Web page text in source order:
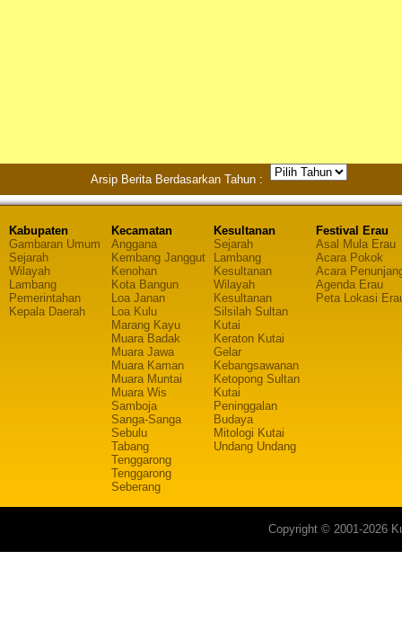
Arsip Berita Berdasarkan Tahun :
Kabupaten
Gambaran Umum
Sejarah
Wilayah
Lambang
Pemerintahan
Kepala Daerah
Kecamatan
Anggana
Kembang Janggut
Kenohan
Kota Bangun
Loa Janan
Loa Kulu
Marang Kayu
Muara Badak
Muara Jawa
Muara Kaman
Muara Muntai
Muara Wis
Samboja
Sanga-Sanga
Sebulu
Tabang
Tenggarong
Tenggarong
Seberang
Kesultanan
Sejarah
Lambang
Kesultanan
Wilayah
Kesultanan
Silsilah Sultan
Kutai
Keraton Kutai
Gelar
Kebangsawanan
Ketopong Sultan
Kutai
Peninggalan
Budaya
Mitologi Kutai
Undang Undang
Festival Erau
Asal Mula Erau
Acara Pokok
Acara
Agenda Erau
Peta Lokasi
Copyright © 2001-2026